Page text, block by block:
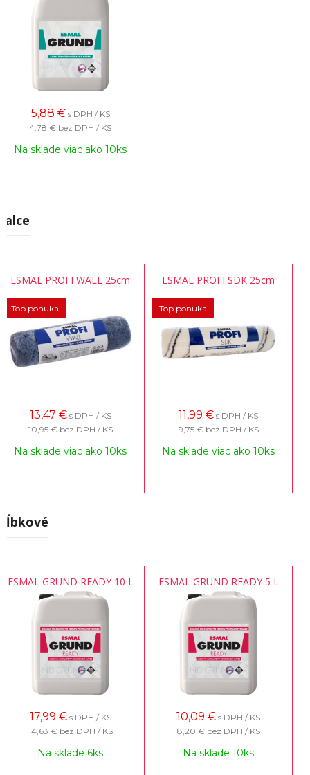
5,88 € s DPH / KS
4,78 € bez DPH / KS
Na sklade viac ako 10ks
ESMAL PROFI WALL 25cm
Top ponuka
13,47 € s DPH / KS
10,95 € bez DPH / KS
Na sklade viac ako 10ks
ESMAL PROFI SDK 25cm
Top ponuka
11,99 € s DPH / KS
9,75 € bez DPH / KS
Na sklade viac ako 10ks
ESMAL GRUND READY 10 L
17,99 € s DPH / KS
14,63 € bez DPH / KS
Na sklade 6ks
ESMAL GRUND READY 5 L
10,09 € s DPH / KS
8,20 € bez DPH / KS
Na sklade 10ks